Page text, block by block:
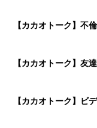
【カカオトーク】不
【カカオトーク】友
【カカオトーク】ビ